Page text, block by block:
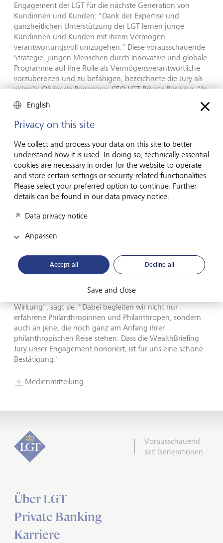
Engagement der LGT für die nächste Generation von
Kundinnen und Kunden: "Dank der Expertise und
ganzheitlichen Unterstützung der LGT lernen junge
Kundinnen und Kunden mit ihrem Vermögen
verantwortungsvoll umzugehen." Diese vorausschauende
Strategie, jungen Menschen durch innovative und globale
Programme auf ihre Rolle als Vermögensverantwortliche
vorzubereiten und zu befähigen, bezeichnete die Jury als
visionär. Olivier de Perregaux, CEO LGT Private Banking: "In
den kommenden zehn Jahren gehen weltweit Billionen in
neue Hände über. Diese Übergangsphase betrachten wir
als entscheidenden Moment für unsere Branche. Uns ist es
ein grosses Anliegen, die neue Generation umfassend und
kompetent auf dem anspruchsvollen Weg zu begleiten."
Vorreiterin in der strategischen Philanthropie
Ebenfalls wurde die LGT zur besten Privatbank im Bereich
"Philanthropy Service Offering" gekürt. "Die LGT nimmt in
der strategischen Philanthropie eine Vorreiterrolle ein und
hat sich weltweit als äusserst vertrauenswürdige Partnerin
für vermögende Philanthropinnen und Philanthropen
Silvia Bastante, Head of LGT Philanthropy Advisory, freut
sich über die Auszeichnung. "Wir beraten unsere
Kundinnen und Kunden ganzheitlich bei der Realisierung
ihrer philanthropischen Strategie, von der Entwicklung der
Wirkung", sagt sie. "Dabei begleiten wir nicht nur
erfahrene Philanthropinnen und Philanthropen, sondern
auch an jene, die noch ganz am Anfang ihrer
philanthropischen Reise stehen. Dass die WealthBriefing
Jury unser Engagement honoriert, ist für uns eine schöne
Bestätigung."
Medienmitteilung
Vorausschauend
seit Generationen
Über LGT
Private Banking
Karriere
English
Privacy on this site
We collect and process your data on this site to better
understand how it is used. In doing so, technically essential
cookies are necessary in order for the website to operate
and store certain settings or security-related functionalities.
Please select your preferred option to continue. Further
details can be found in our data privacy notice.
Data privacy notice
Anpassen
Accept all Decline all
Save and close